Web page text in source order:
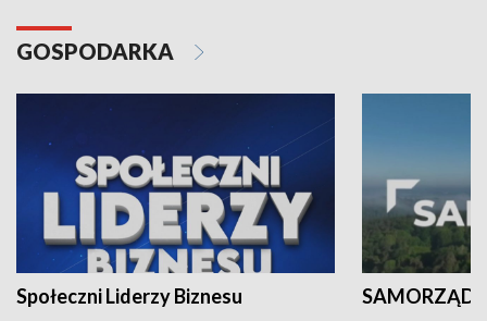
GOSPODARKA
Społeczni Liderzy Biznesu SAMORZĄD